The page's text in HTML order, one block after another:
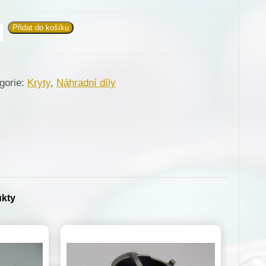
Přidat do košíku
Kryty, Náhradní díly